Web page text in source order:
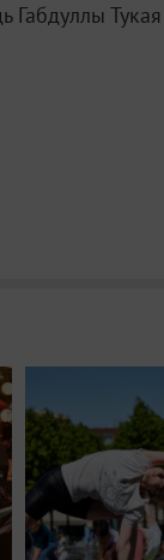
Габдуллы Тукая